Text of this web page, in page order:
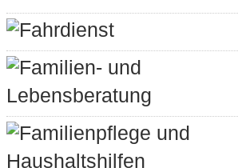
Fahrdienst
Familien- und
Lebensberatung
Familienpflege und
Haushaltshilfen